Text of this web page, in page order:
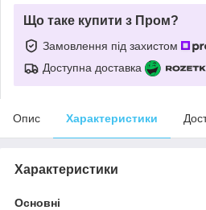
Що таке купити з Пром?
Замовлення під захистом
Доступна доставка
Опис Характеристики
Характеристики
Основні